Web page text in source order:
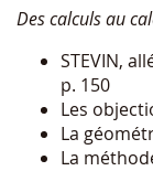
Des calculs au
STEVIN,
p. 150
Les
La
La